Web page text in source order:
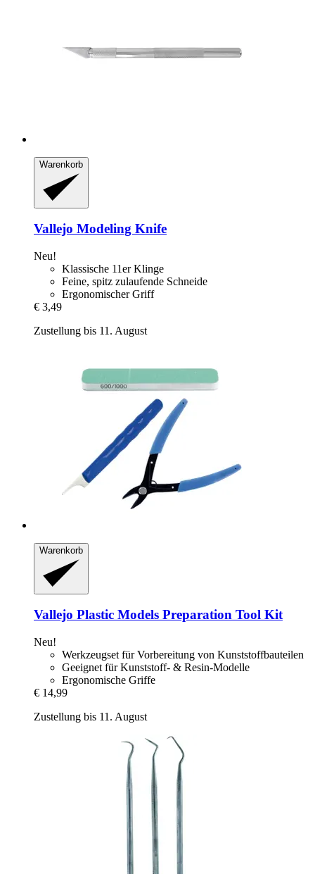
Warenkorb
Vallejo Modeling Knife
Neu!
Klassische 11er Klinge
Feine, spitz zulaufende Schneide
Ergonomischer Griff
€ 3,49
Zustellung bis 11. August
Warenkorb
Vallejo Plastic Models Preparation Tool Kit
Neu!
Werkzeugset für Vorbereitung von Kunststoffbauteilen
Geeignet für Kunststoff- & Resin-Modelle
Ergonomische Griffe
€ 14,99
Zustellung bis 11. August